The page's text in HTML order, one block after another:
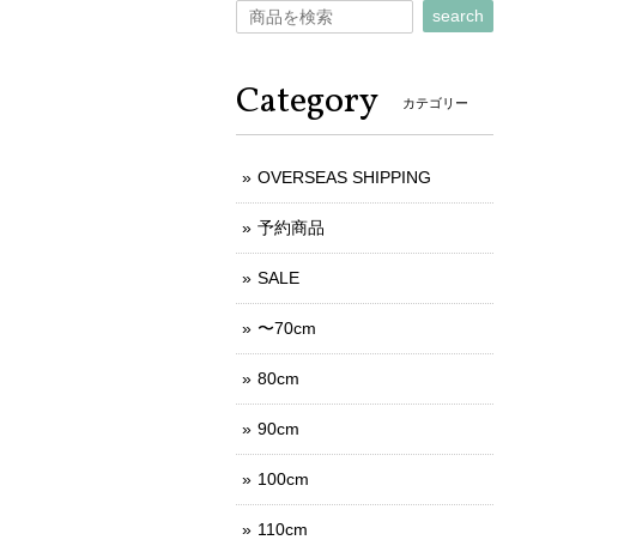
search
Category カテゴリー
OVERSEAS SHIPPING
予約商品
SALE
〜70cm
80cm
90cm
100cm
110cm